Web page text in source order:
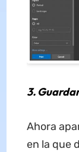
3.
Ahora
en la que